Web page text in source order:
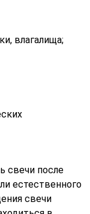
влагалища;
свечи после
естественного
свечи